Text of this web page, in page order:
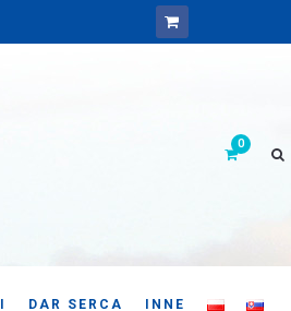
DAR SERCA INNE